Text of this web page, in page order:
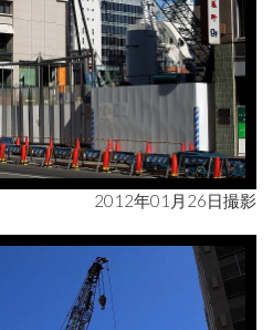
2012年01月26日撮影